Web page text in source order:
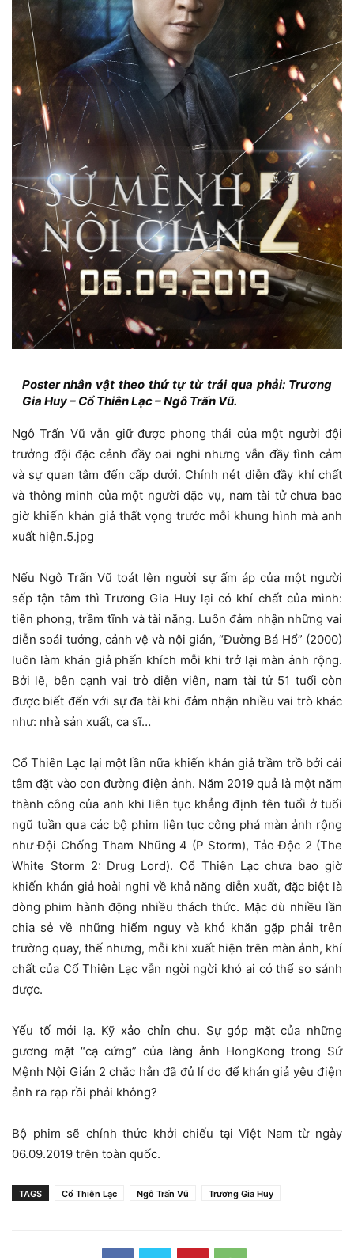
Poster nhân vật theo thứ tự từ trái qua phải: Trương
Gia Huy – Cổ Thiên Lạc – Ngô Trấn Vũ.
Ngô Trấn Vũ vẫn giữ được phong thái của một người đội
trưởng đội đặc cảnh đầy oai nghi nhưng vẫn đầy tình cảm
và sự quan tâm đến cấp dưới. Chính nét diễn đầy khí chất
và thông minh của một người đặc vụ, nam tài tử chưa bao
giờ khiến khán giả thất vọng trước mỗi khung hình mà anh
xuất hiện.5.jpg
Nếu Ngô Trấn Vũ toát lên người sự ấm áp của một người
sếp tận tâm thì Trương Gia Huy lại có khí chất của mình:
tiên phong, trầm tĩnh và tài năng. Luôn đảm nhận những vai
diễn soái tướng, cảnh vệ và nội gián, “Đường Bá Hổ” (2000)
luôn làm khán giả phấn khích mỗi khi trở lại màn ảnh rộng.
Bởi lẽ, bên cạnh vai trò diễn viên, nam tài tử 51 tuổi còn
được biết đến với sự đa tài khi đảm nhận nhiều vai trò khác
như: nhà sản xuất, ca sĩ…
Cổ Thiên Lạc lại một lần nữa khiến khán giả trầm trồ bởi cái
tâm đặt vào con đường điện ảnh. Năm 2019 quả là một năm
thành công của anh khi liên tục khẳng định tên tuổi ở tuổi
ngũ tuần qua các bộ phim liên tục công phá màn ảnh rộng
như Đội Chống Tham Nhũng 4 (P Storm), Tảo Độc 2 (The
White Storm 2: Drug Lord). Cổ Thiên Lạc chưa bao giờ
khiến khán giả hoài nghi về khả năng diễn xuất, đặc biệt là
dòng phim hành động nhiều thách thức. Mặc dù nhiều lần
chia sẻ về những hiểm nguy và khó khăn gặp phải trên
trường quay, thế nhưng, mỗi khi xuất hiện trên màn ảnh, khí
chất của Cổ Thiên Lạc vẫn ngời ngời khó ai có thể so sánh
được.
Yếu tố mới lạ. Kỹ xảo chỉn chu. Sự góp mặt của những
gương mặt “cạ cứng” của làng ảnh HongKong trong Sứ
Mệnh Nội Gián 2 chắc hẳn đã đủ lí do để khán giả yêu điện
ảnh ra rạp rồi phải không?
Bộ phim sẽ chính thức khởi chiếu tại Việt Nam từ ngày
06.09.2019 trên toàn quốc.
TAGS Cổ Thiên Lạc Ngô Trấn Vũ Trương Gia Huy